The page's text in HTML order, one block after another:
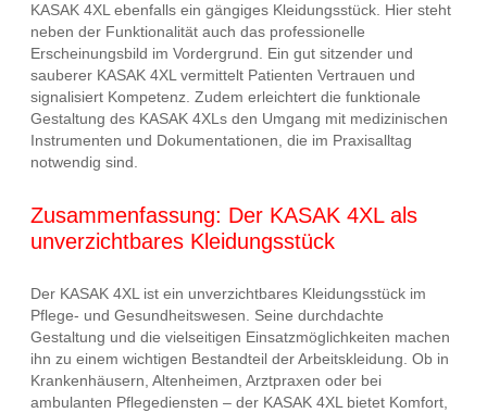
KASAK 4XL ebenfalls ein gängiges Kleidungsstück. Hier steht
neben der Funktionalität auch das professionelle
Erscheinungsbild im Vordergrund. Ein gut sitzender und
sauberer KASAK 4XL vermittelt Patienten Vertrauen und
signalisiert Kompetenz. Zudem erleichtert die funktionale
Gestaltung des KASAK 4XLs den Umgang mit medizinischen
Instrumenten und Dokumentationen, die im Praxisalltag
notwendig sind.
Zusammenfassung: Der KASAK 4XL als
unverzichtbares Kleidungsstück
Der KASAK 4XL ist ein unverzichtbares Kleidungsstück im
Pflege- und Gesundheitswesen. Seine durchdachte
Gestaltung und die vielseitigen Einsatzmöglichkeiten machen
ihn zu einem wichtigen Bestandteil der Arbeitskleidung. Ob in
Krankenhäusern, Altenheimen, Arztpraxen oder bei
ambulanten Pflegediensten – der KASAK 4XL bietet Komfort,